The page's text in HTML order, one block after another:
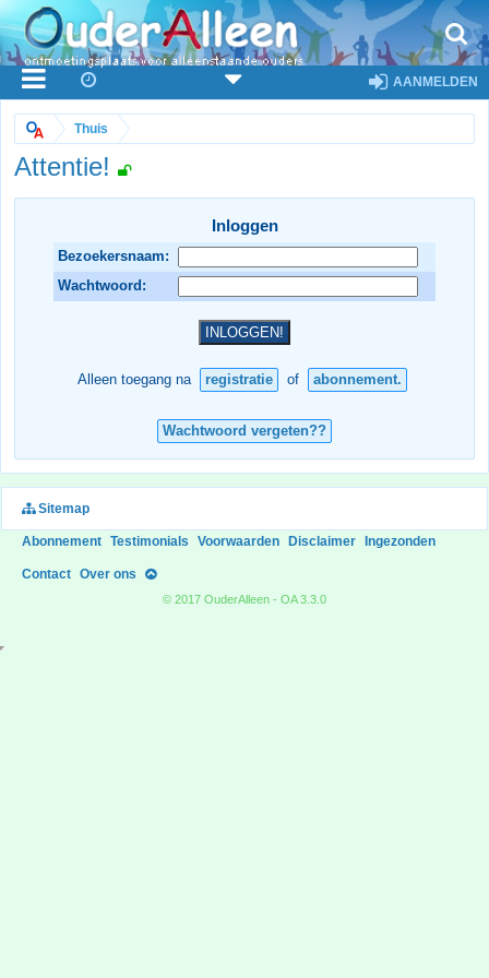
AANMELDEN
Thuis
Attentie!
Inloggen
Bezoekersnaam:
Wachtwoord:
Alleen toegang na registratie of abonnement.
Wachtwoord vergeten??
Sitemap
Abonnement Testimonials Voorwaarden Disclaimer Ingezonden
Contact Over ons
© 2017 OuderAlleen - OA 3.3.0